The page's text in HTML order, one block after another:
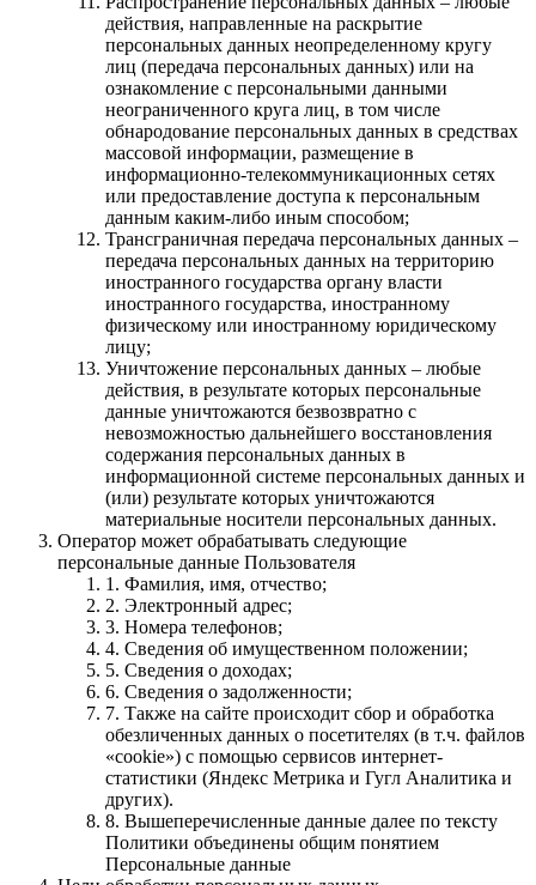
действия, направленные на раскрытие
персональных данных неопределенному кругу
лиц (передача персональных данных) или на
ознакомление с персональными данными
неограниченного круга лиц, в том числе
обнародование персональных данных в средствах
массовой информации, размещение в
информационно-телекоммуникационных сетях
или предоставление доступа к персональным
данным каким-либо иным способом;
Трансграничная передача персональных данных –
передача персональных данных на территорию
иностранного государства органу власти
иностранного государства, иностранному
физическому или иностранному юридическому
лицу;
Уничтожение персональных данных – любые
действия, в результате которых персональные
данные уничтожаются безвозвратно с
невозможностью дальнейшего восстановления
содержания персональных данных в
информационной системе персональных данных и
(или) результате которых уничтожаются
материальные носители персональных данных.
Оператор может обрабатывать следующие
персональные данные Пользователя
1. Фамилия, имя, отчество;
2. Электронный адрес;
3. Номера телефонов;
4. Сведения об имущественном положении;
5. Cведения о доходах;
6. Сведения о задолженности;
7. Также на сайте происходит сбор и обработка
обезличенных данных о посетителях (в т.ч. файлов
«cookie») с помощью сервисов интернет-
статистики (Яндекс Метрика и Гугл Аналитика и
других).
8. Вышеперечисленные данные далее по тексту
Политики объединены общим понятием
Персональные данные